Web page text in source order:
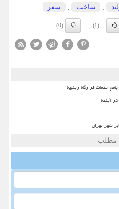
, ساخت , سفر
(1)
(0)
آینده
شهر تهران
مطلب